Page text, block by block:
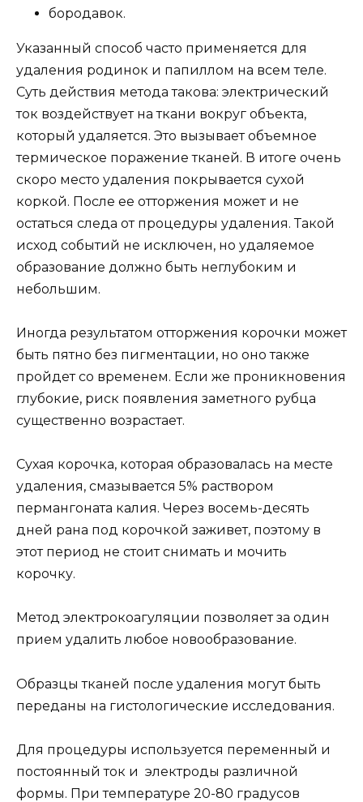
бородавок.
Указанный способ часто применяется для
удаления родинок и папиллом на всем теле.
Суть действия метода такова: электрический
ток воздействует на ткани вокруг объекта,
который удаляется. Это вызывает объемное
термическое поражение тканей. В итоге очень
скоро место удаления покрывается сухой
коркой. После ее отторжения может и не
остаться следа от процедуры удаления. Такой
исход событий не исключен, но удаляемое
образование должно быть неглубоким и
небольшим.
Иногда результатом отторжения корочки может
быть пятно без пигментации, но оно также
пройдет со временем. Если же проникновения
глубокие, риск появления заметного рубца
существенно возрастает.
Сухая корочка, которая образовалась на месте
удаления, смазывается 5% раствором
пермангоната калия. Через восемь-десять
дней рана под корочкой заживет, поэтому в
этот период не стоит снимать и мочить
корочку.
Метод электрокоагуляции позволяет за один
прием удалить любое новообразование.
Образцы тканей после удаления могут быть
переданы на гистологические исследования.
Для процедуры используется переменный и
постоянный ток и электроды различной
формы. При температуре 20-80 градусов